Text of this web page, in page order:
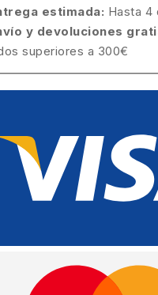
estimada: Hasta 4
y devoluciones
superiores a 300€